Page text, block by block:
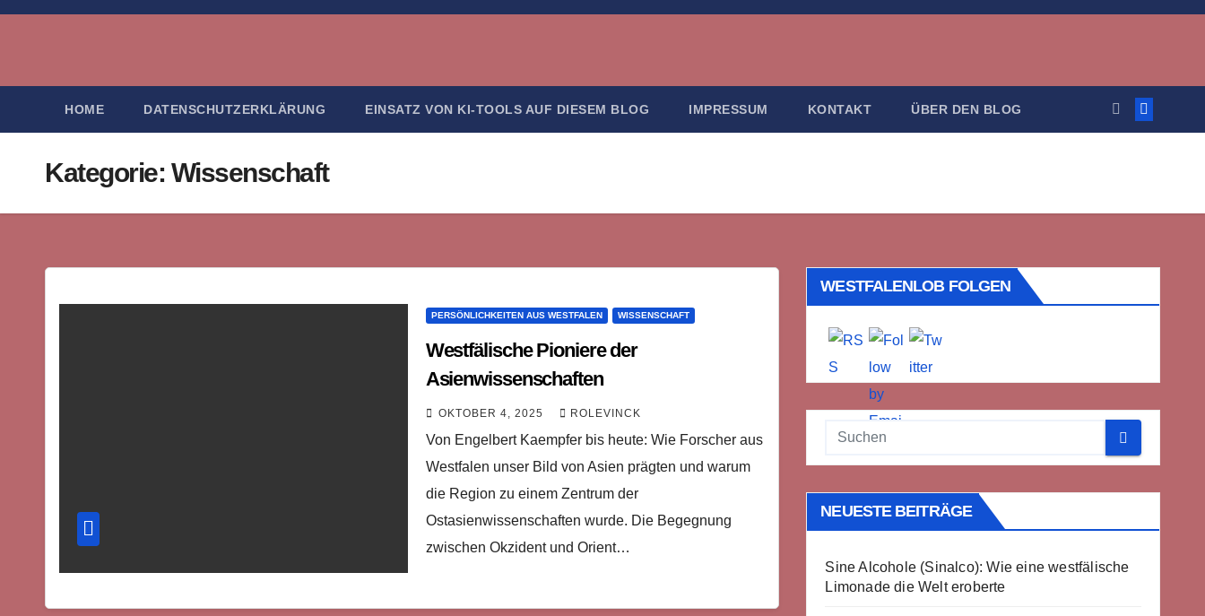
Zum
HOME DATENSCHUTZERKLÄRUNG EINSATZ VON KI-TOOLS AUF DIESEM BLOG IMPRESSUM KONTAKT ÜBER DEN BLOG
Kategorie: Wissenschaft
PERSÖNLICHKEITEN AUS WESTFALEN WISSENSCHAFT
Westfälische Pioniere der
Asienwissenschaften
OKTOBER 4, 2025 ROLEVINCK
Von Engelbert Kaempfer bis heute: Wie Forscher aus
Westfalen unser Bild von Asien prägten und warum
die Region zu einem Zentrum der
Ostasienwissenschaften wurde. Die Begegnung
zwischen Okzident und Orient…
WESTFALENLOB FOLGEN
NEUESTE BEITRÄGE
Sine Alcohole (Sinalco): Wie eine westfälische
Limonade die Welt eroberte